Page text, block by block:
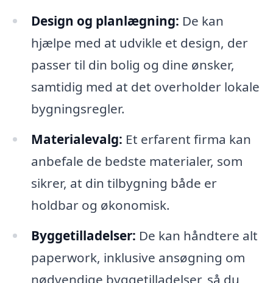
Design og planlægning: De kan
hjælpe med at udvikle et design, der
passer til din bolig og dine ønsker,
samtidig med at det overholder lokale
bygningsregler.
Materialevalg: Et erfarent firma kan
anbefale de bedste materialer, som
sikrer, at din tilbygning både er
holdbar og økonomisk.
Byggetilladelser: De kan håndtere alt
paperwork, inklusive ansøgning om
nødvendige byggetilladelser, så du